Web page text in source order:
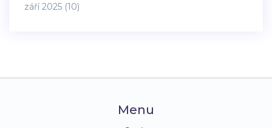
září 2025 (10)
Menu